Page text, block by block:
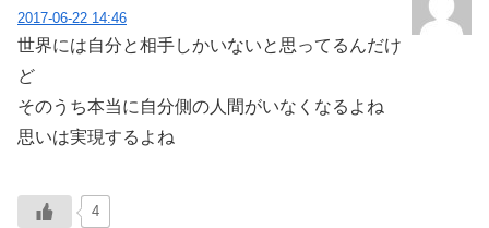
2017-06-22 14:46
世界には自分と相手しかいないと思ってるんだけ
ど
そのうち本当に自分側の人間がいなくなるよね
思いは実現するよね
4